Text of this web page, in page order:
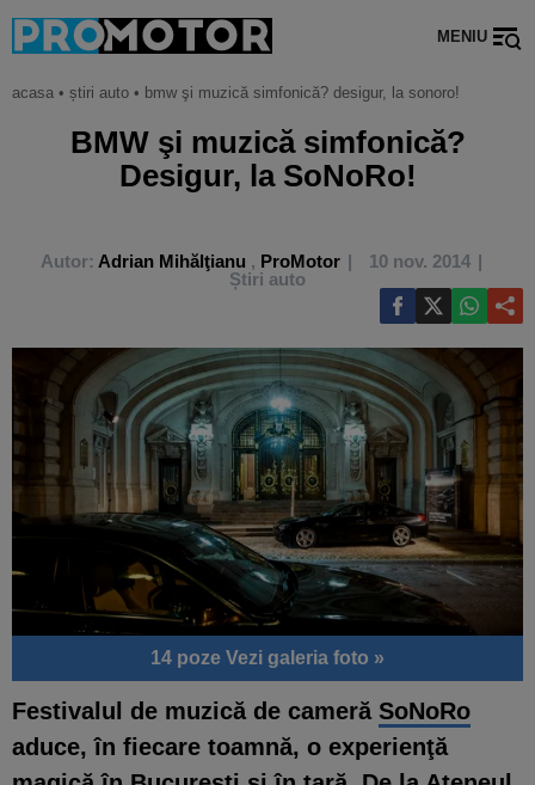
MENIU
acasa • știri auto • bmw şi muzică simfonică? desigur, la sonoro!
BMW şi muzică simfonică?
Desigur, la SoNoRo!
Autor: Adrian Mihălţianu , ProMotor
10 nov. 2014
Știri auto
14 poze Vezi galeria foto »
Festivalul de muzică de cameră SoNoRo
aduce, în fiecare toamnă, o experienţă